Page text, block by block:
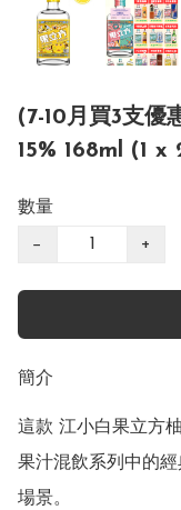
(7-10月買3支優
15% 168ml (1 x
數量
− +
簡介
這款 江小白果立方
果汁混飲系列中的
場景。